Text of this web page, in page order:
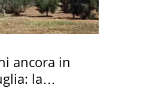
ancora in
la